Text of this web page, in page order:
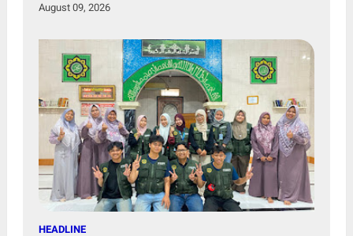
August 09, 2026
HEADLINE